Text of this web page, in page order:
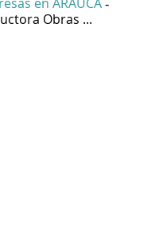
-
Obras ...